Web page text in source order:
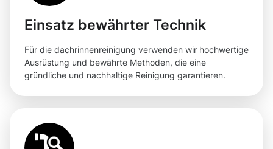
Einsatz bewährter Technik
Für die dachrinnenreinigung verwenden wir hochwertige
Ausrüstung und bewährte Methoden, die eine
gründliche und nachhaltige Reinigung garantieren.